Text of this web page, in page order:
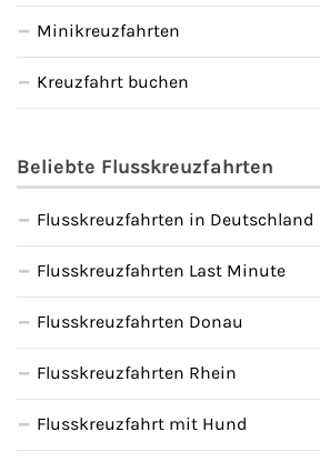
Minikreuzfahrten
Kreuzfahrt buchen
Beliebte Flusskreuzfahrten
Flusskreuzfahrten in Deutschland
Flusskreuzfahrten Last Minute
Flusskreuzfahrten Donau
Flusskreuzfahrten Rhein
Flusskreuzfahrt mit Hund